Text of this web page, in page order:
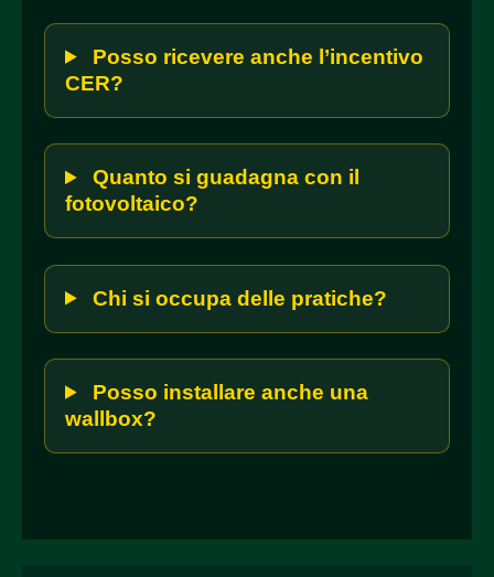
Posso ricevere anche l’incentivo
CER?
Quanto si guadagna con il
fotovoltaico?
Chi si occupa delle pratiche?
Posso installare anche una
wallbox?